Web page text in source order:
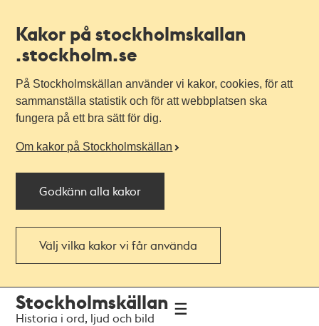
Kakor på stockholmskallan
.stockholm.se
På Stockholmskällan använder vi kakor, cookies, för att
sammanställa statistik och för att webbplatsen ska
fungera på ett bra sätt för dig.
Om kakor på Stockholmskällan
Godkänn alla kakor
Välj vilka kakor vi får använda
navigationen
huvudinnehållet
Stockholmskällan
Historia i ord, ljud och bild